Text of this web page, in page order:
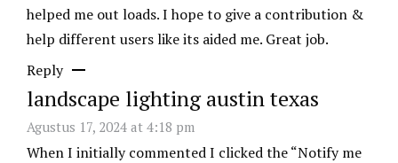
helped me out loads. I hope to give a contribution &
help different users like its aided me. Great job.
Reply
landscape lighting austin texas
Agustus 17, 2024 at 4:18 pm
When I initially commented I clicked the “Notify me